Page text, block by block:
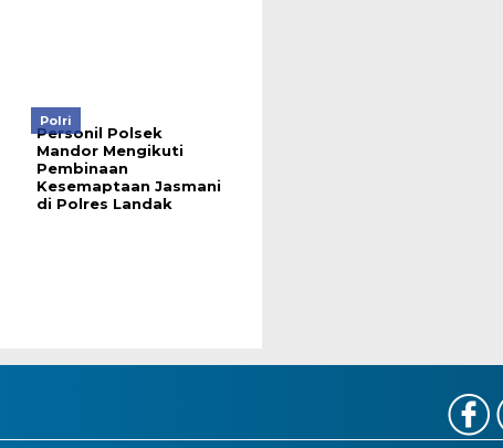
Polri
Personil Polsek
Mandor Mengikuti
Pembinaan
Kesemaptaan Jasmani
di Polres Landak